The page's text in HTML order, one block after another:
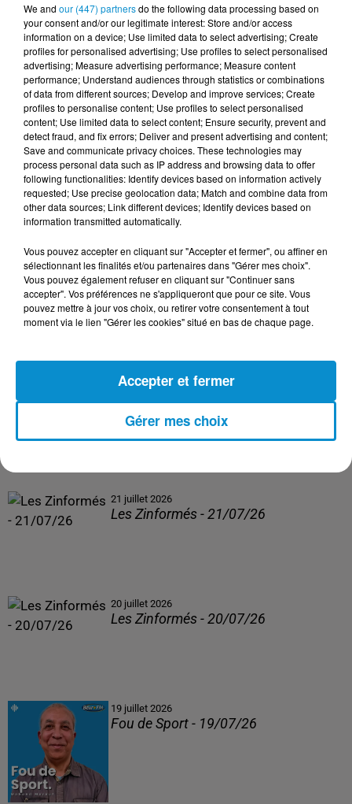
DERNIERS PODCASTS
24 juillet 2026
Les Zinformés - 24/07/26
23 juillet 2026
Les Zinformés - 23/07/26
21 juillet 2026
Les Zinformés - 21/07/26
20 juillet 2026
Les Zinformés - 20/07/26
19 juillet 2026
Fou de Sport - 19/07/26
We and our (447) partnersdo the following data processing based on
your consent and/or our legitimate interest: Store and/or access
information on a device; Use limited data to select advertising; Create
profiles for personalised advertising; Use profiles to select personalised
advertising; Measure advertising performance; Measure content
performance; Understand audiences through statistics or combinations
of data from different sources; Develop and improve services; Create
profiles to personalise content; Use profiles to select personalised
content; Use limited data to select content; Ensure security, prevent and
detect fraud, and fix errors; Deliver and present advertising and content;
Save and communicate privacy choices. These technologies may
process personal data such as IP address and browsing data to offer
following functionalities: Identify devices based on information actively
requested; Use precise geolocation data; Match and combine data from
other data sources; Link different devices; Identify devices based on
information transmitted automatically.
Vous pouvez accepter en cliquant sur "Accepter et fermer", ou affiner en
sélectionnant les finalités et/ou partenaires dans "Gérer mes choix".
Vous pouvez également refuser en cliquant sur "Continuer sans
accepter". Vos préférences ne s'appliqueront que pour ce site. Vous
pouvez mettre à jour vos choix, ou retirer votre consentement à tout
moment via le lien "Gérer les cookies" situé en bas de chaque page.
Gérer mes choix
Accepter et fermer